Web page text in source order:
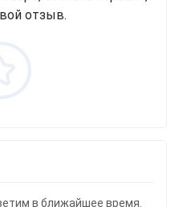
отзыв.
в ближайшее время.